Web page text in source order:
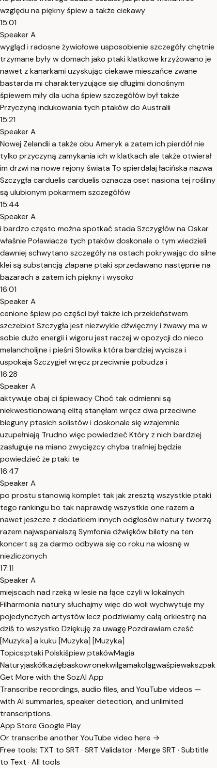
względu na piękny śpiew a także ciekawy
15:01
Speaker A
wygląd i radosne żywiołowe usposobienie szczegóły chętnie
trzymane były w domach jako ptaki klatkowe krzyżowano je
nawet z kanarkami uzyskując ciekawe mieszańce zwane
bastarda mi charakteryzujące się długimi donośnym
śpiewem miły dla ucha śpiew szczegółów był także
Przyczyną indukowania tych ptaków do Australii
15:21
Speaker A
Nowej Zelandii a także obu Ameryk a zatem ich pierdół nie
tylko przyczyną zamykania ich w klatkach ale także otwierał
im drzwi na nowe rejony świata To spierdalaj łacińska nazwa
Szczygła carduelis carduelis oznacza oset nasiona tej rośliny
są ulubionym pokarmem szczegółów
15:44
Speaker A
i bardzo często można spotkać stada Szczygłów na Oskar
właśnie Poławiacze tych ptaków doskonale o tym wiedzieli
dawniej schwytano szczegóły na ostach pokrywając do silne
klei są substancją złapane ptaki sprzedawano następnie na
bazarach a zatem ich piękny i wysoko
16:01
Speaker A
cenione śpiew po części był także ich przekleństwem
szczebiot Szczygła jest niezwykle dźwięczny i żwawy ma w
sobie dużo energii i wigoru jest raczej w opozycji do nieco
melancholijne i pieśni Słowika która bardziej wycisza i
uspokaja Szczygieł wręcz przeciwnie pobudza i
16:28
Speaker A
aktywuje obaj ci śpiewacy Choć tak odmienni są
niekwestionowaną elitą stanęłam wręcz dwa przeciwne
bieguny ptasich solistów i doskonale się wzajemnie
uzupełniają Trudno więc powiedzieć Który z nich bardziej
zasługuje na miano zwycięzcy chyba trafniej będzie
powiedzieć że ptaki te
16:47
Speaker A
po prostu stanowią komplet tak jak zresztą wszystkie ptaki
tego rankingu bo tak naprawdę wszystkie one razem a
nawet jeszcze z dodatkiem innych odgłosów natury tworzą
razem najwspanialszą Symfonia dźwięków bilety na ten
koncert są za darmo odbywa się co roku na wiosnę w
niezliczonych
17:11
Speaker A
miejscach nad rzeką w lesie na łące czyli w lokalnych
Filharmonia natury słuchajmy więc do woli wychwytuje my
pojedynczych artystów lecz podziwiamy całą orkiestrę na
dziś to wszystko Dziękuję za uwagę Pozdrawiam cześć
[Muzyka] a kuku [Muzyka] [Muzyka]
Topics:ptaki Polskiśpiew ptakówMagia
Naturyjaskółkaziębaskowronekwilgamakolągwaśpiewakszpak
Get More with the SozAI App
Transcribe recordings, audio files, and YouTube videos —
with AI summaries, speaker detection, and unlimited
transcriptions.
App Store Google Play
Or transcribe another YouTube video here →
Free tools: TXT to SRT · SRT Validator· Merge SRT · Subtitle
to Text · All tools